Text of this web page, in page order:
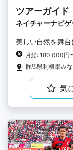
ツアーガイド
ネイチャーナビ
美しい自然を舞台
月給: 180,000円
群馬県利根郡み
気